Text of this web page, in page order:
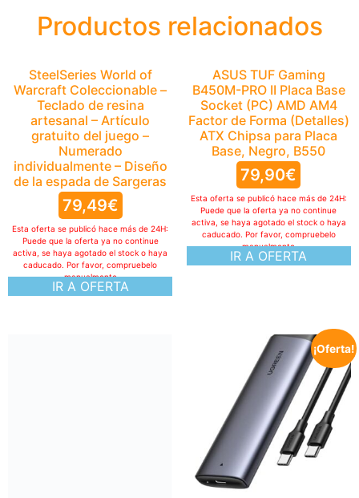
Productos relacionados
SteelSeries World of
Warcraft Coleccionable –
Teclado de resina
artesanal – Artículo
gratuito del juego –
Numerado
individualmente – Diseño
de la espada de Sargeras
79,49€
IR A OFERTA
Esta oferta se publicó hace más de 24H:
Puede que la oferta ya no continue
activa, se haya agotado el stock o haya
caducado. Por favor, compruebelo
manualmente
ASUS TUF Gaming
B450M-PRO II Placa Base
Socket (PC) AMD AM4
Factor de Forma (Detalles)
ATX Chipsa para Placa
Base, Negro, B550
79,90€
IR A OFERTA
Esta oferta se publicó hace más de 24H:
Puede que la oferta ya no continue
activa, se haya agotado el stock o haya
caducado. Por favor, compruebelo
manualmente
¡Oferta!